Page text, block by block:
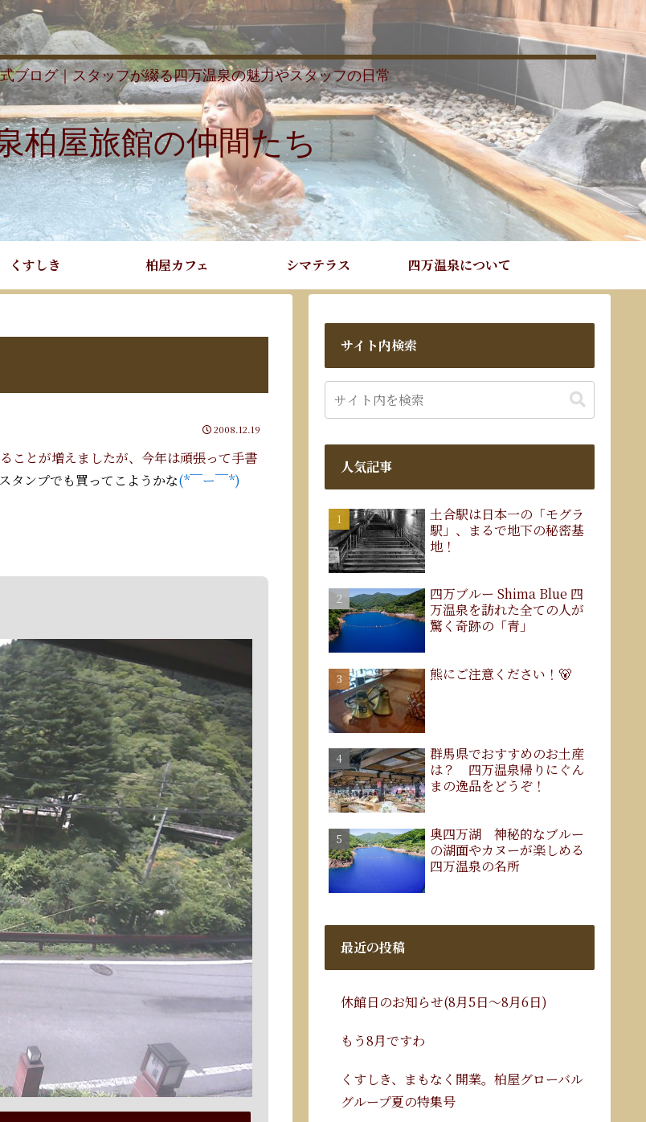
ブログ｜スタッフが綴る四万温泉の魅力やスタッフの日常
柏屋旅館の仲間たち
くすしき 柏屋カフェ シマテラス 四万温泉について
2008.12.19
ことが増えましたが、今年は頑張って手書
タンプでも買ってこようかな(*￣ー￣*)
サイト内検索
人気記事
土合駅は日本一の「モグラ
駅」、まるで地下の秘密基
地！
四万ブルー Shima Blue 四
万温泉を訪れた全ての人が
驚く奇跡の「青」
熊にご注意ください！🐻
群馬県でおすすめのお土産
は？ 四万温泉帰りにぐん
まの逸品をどうぞ！
奥四万湖 神秘的なブルー
の湖面やカヌーが楽しめる
四万温泉の名所
最近の投稿
休館日のお知らせ(8月5日～8月6日)
もう8月ですわ
くすしき、まもなく開業。柏屋グローバル
グループ夏の特集号